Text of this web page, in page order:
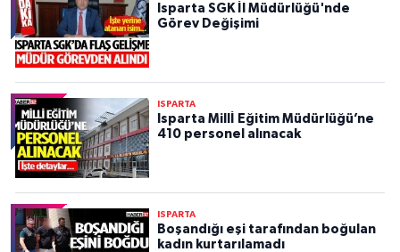
Isparta SGK İl Müdürlüğü'nde
Görev Değişimi
ISPARTA
Isparta Millİ Eğitim Müdürlüğü’ne
410 personel alınacak
ISPARTA
Boşandığı eşi tarafından boğulan
kadın kurtarılamadı